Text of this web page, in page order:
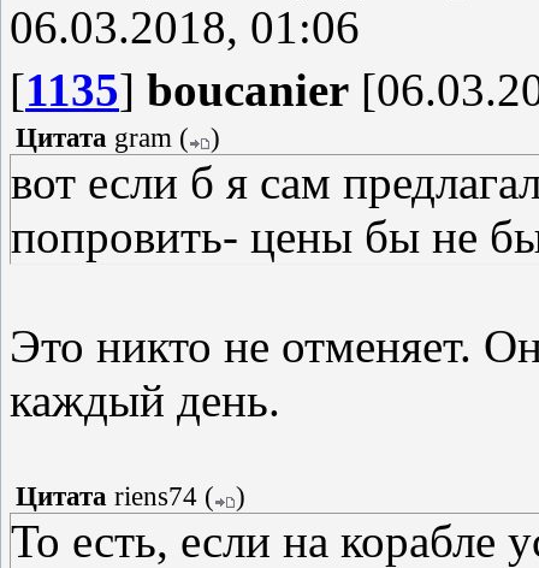
06.03.2018, 01:06
[1135] boucanier
Цитата gram ( )
вот если б я сам
попровить- цены бы не
Это никто не отменяет.
каждый день.
Цитата riens74 ( )
То есть, если на корабле